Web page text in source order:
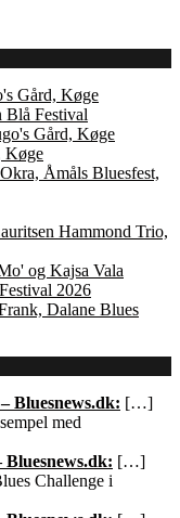
Gård, Køge
Blå Festival
Gård, Køge
Køge
Åmåls Bluesfest,
Hammond Trio,
og Kajsa Vala
2026
Dalane Blues
Bluesnews.dk: […]
med
Bluesnews.dk: […]
Challenge i